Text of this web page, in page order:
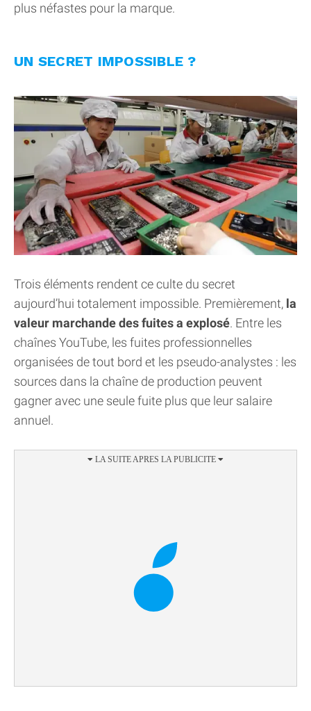
plus néfastes pour la marque.
UN SECRET IMPOSSIBLE ?
Trois éléments rendent ce culte du secret
aujourd’hui totalement impossible. Premièrement, la
valeur marchande des fuites a explosé. Entre les
chaînes YouTube, les fuites professionnelles
organisées de tout bord et les pseudo-analystes : les
sources dans la chaîne de production peuvent
gagner avec une seule fuite plus que leur salaire
annuel.